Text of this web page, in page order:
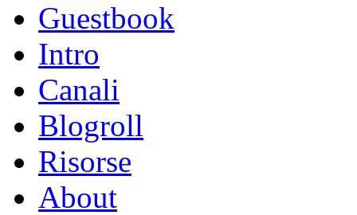
Guestbook
Intro
Canali
Blogroll
Risorse
About